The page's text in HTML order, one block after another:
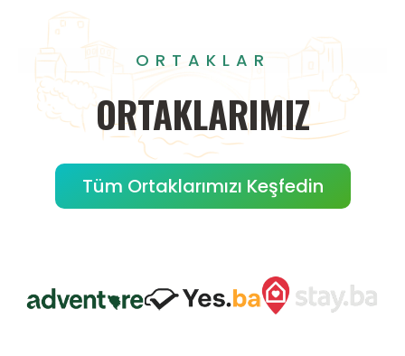
ORTAKLAR
ORTAKLARIMIZ
Tüm Ortaklarımızı Keşfedin